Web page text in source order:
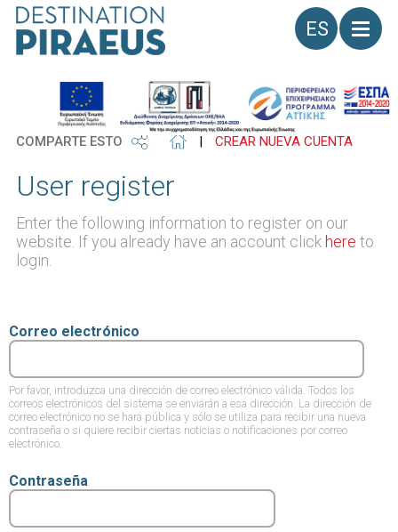
Idioma
COMPARTE ESTO | CREAR NUEVA CUENTA
User register
Enter the following information to register on our
website. If you already have an account click here to
login.
Correo electrónico
Por favor, introduzca una dirección de correo electrónico válida. Todos los
correos electrónicos del sistema se enviarán a esa dirección. La dirección de
correo electrónico no se hará pública y sólo se utiliza para recibir una nueva
contraseña o si quiere recibir ciertas noticias o notificaciones por correo
electrónico.
Contraseña